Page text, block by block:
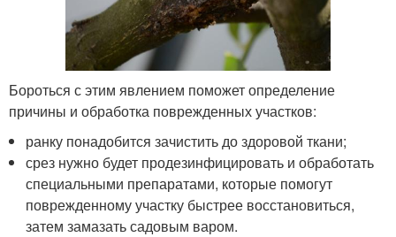
Бороться с этим явлением поможет определение
причины и обработка поврежденных участков:
ранку понадобится зачистить до здоровой ткани;
срез нужно будет продезинфицировать и обработать
специальными препаратами, которые помогут
поврежденному участку быстрее восстановиться,
затем замазать садовым варом.